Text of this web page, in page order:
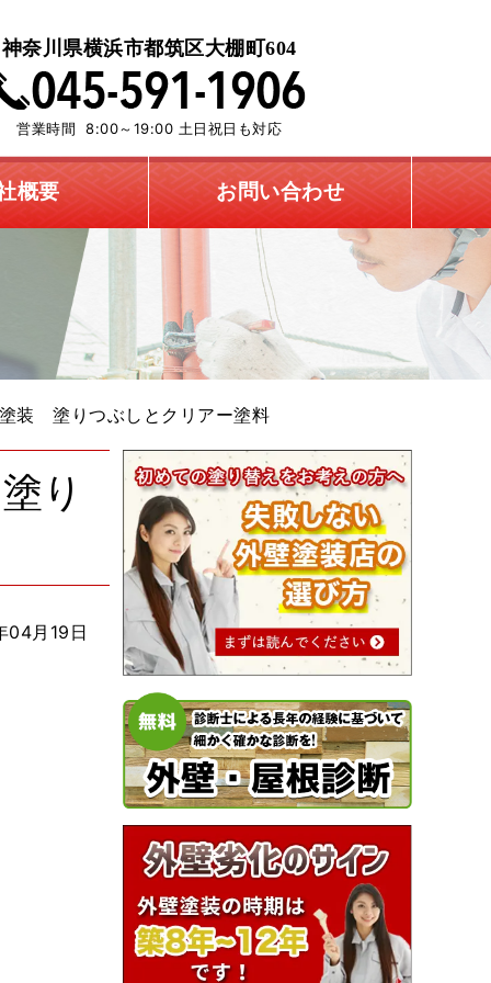
神奈川県横浜市都筑区大棚町604
営業時間 8:00～19:00 土日祝日も対応
概要 お問い合わせ
装 塗りつぶしとクリアー塗料
り
04月19日